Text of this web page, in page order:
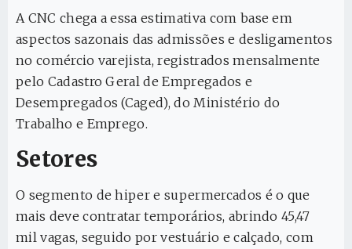
A CNC chega a essa estimativa com base em
aspectos sazonais das admissões e desligamentos
no comércio varejista, registrados mensalmente
pelo Cadastro Geral de Empregados e
Desempregados (Caged), do Ministério do
Trabalho e Emprego.
Setores
O segmento de hiper e supermercados é o que
mais deve contratar temporários, abrindo 45,47
mil vagas, seguido por vestuário e calçado, com